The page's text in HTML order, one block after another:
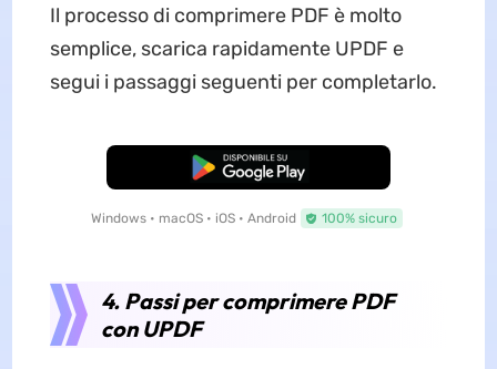
Il processo di comprimere PDF è molto
semplice, scarica rapidamente UPDF e
segui i passaggi seguenti per completarlo.
Download Gratis
Windows • macOS • iOS • Android 100% sicuro
4. Passi per comprimere PDF
con UPDF